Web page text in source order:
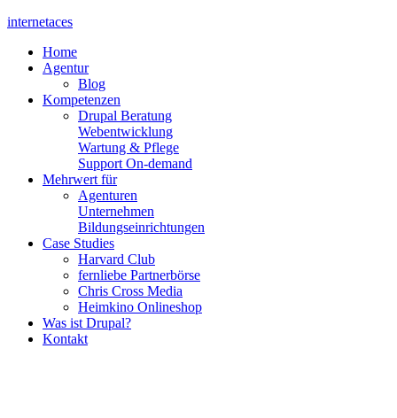
internetaces
Home
Agentur
Blog
Kompetenzen
Drupal Beratung
Webentwicklung
Wartung & Pflege
Support On-demand
Mehrwert für
Agenturen
Unternehmen
Bildungseinrichtungen
Case Studies
Harvard Club
fernliebe Partnerbörse
Chris Cross Media
Heimkino Onlineshop
Was ist Drupal?
Kontakt